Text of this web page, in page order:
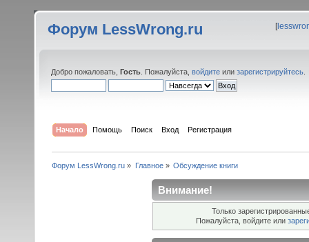
Форум LessWrong.ru [
Добро пожаловать, Гость . Пожалуйста, войдите или зарегистрируйтесь
Начало Помощь Поиск Вход Регистрация
Форум LessWrong.ru » Главное» Обсуждение книги
Внимание!
Только
Пожалуйста, войдите или